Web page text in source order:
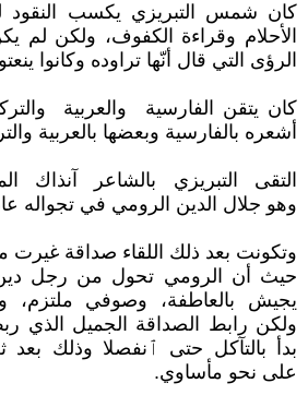
كان شمس التبريزي يكسب النقود
الأحلام وقراءة الكفوف، ولكن
الرؤى التي قال أنّها تراوده وكانوا
كان يتقن الفارسية والعربية
أشعره بالفارسية وبعضها بالعربية
التقى التبريزي بالشاعر آنذاك
وهو جلال الدين الرومي في تجواله عام
وتكونت بعد ذلك اللقاء صداقة غيرت
حيث أن الرومي تحول من رجل
يجيش بالعاطفة، وصوفي ملتزم،
ولكن رابط الصداقة الجميل الذي
بدأ بالتآكل حتى ٱنفصلا وذلك بعد
على نحو مأساوي.